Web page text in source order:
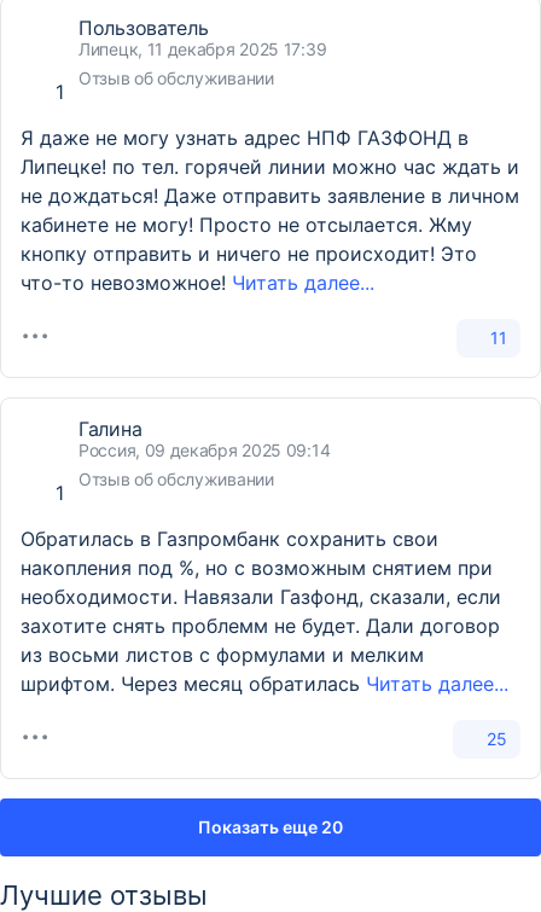
1
Пользователь
Липецк, 11 декабря 2025 17:39
Отзыв об обслуживании
Я даже не могу узнать адрес НПФ ГАЗФОНД в
Липецке! по тел. горячей линии можно час ждать и
не дождаться! Даже отправить заявление в личном
кабинете не могу! Просто не отсылается. Жму
кнопку отправить и ничего не происходит! Это
что-то невозможное! Читать далее...
11
1
Галина
Россия, 09 декабря 2025 09:14
Отзыв об обслуживании
Обратилась в Газпромбанк сохранить свои
накопления под %, но с возможным снятием при
необходимости. Навязали Газфонд, сказали, если
захотите снять проблемм не будет. Дали договор
из восьми листов с формулами и мелким
шрифтом. Через месяц обратилась Читать далее...
25
Показать еще 20
Лучшие отзывы